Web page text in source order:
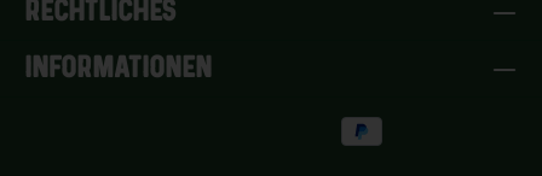
RECHTLICHES
INFORMATIONEN